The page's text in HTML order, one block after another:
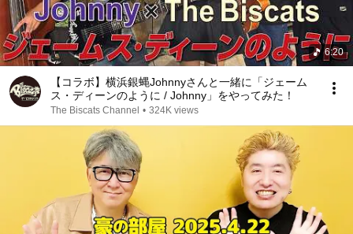
6:20
【コラボ】横浜銀蝿Johnnyさんと一緒に「ジェーム
ス・ディーンのように / Johnny」をやってみた！
The Biscats Channel • 324K views